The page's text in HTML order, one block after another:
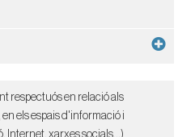
respectuós en relació als
els espais d'informació i